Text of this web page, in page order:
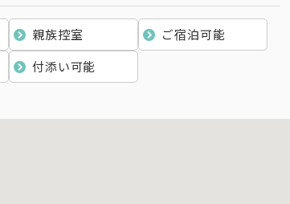
親族控室
ご宿泊可能
付添い可能